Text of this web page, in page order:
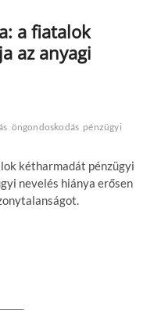
a fiatalok
az anyagi
öngondoskodás pénzügyi
kétharmadát pénzügyi
nevelés hiánya erősen